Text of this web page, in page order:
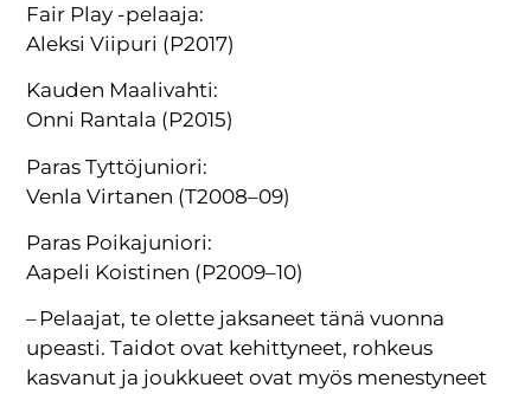
Fair Play -pelaaja:
Aleksi Viipuri (P2017)
Kauden Maalivahti:
Onni Rantala (P2015)
Paras Tyttöjuniori:
Venla Virtanen (T2008–09)
Paras Poikajuniori:
Aapeli Koistinen (P2009–10)
– Pelaajat, te olette jaksaneet tänä vuonna
upeasti. Taidot ovat kehittyneet, rohkeus
kasvanut ja joukkueet ovat myös menestyneet